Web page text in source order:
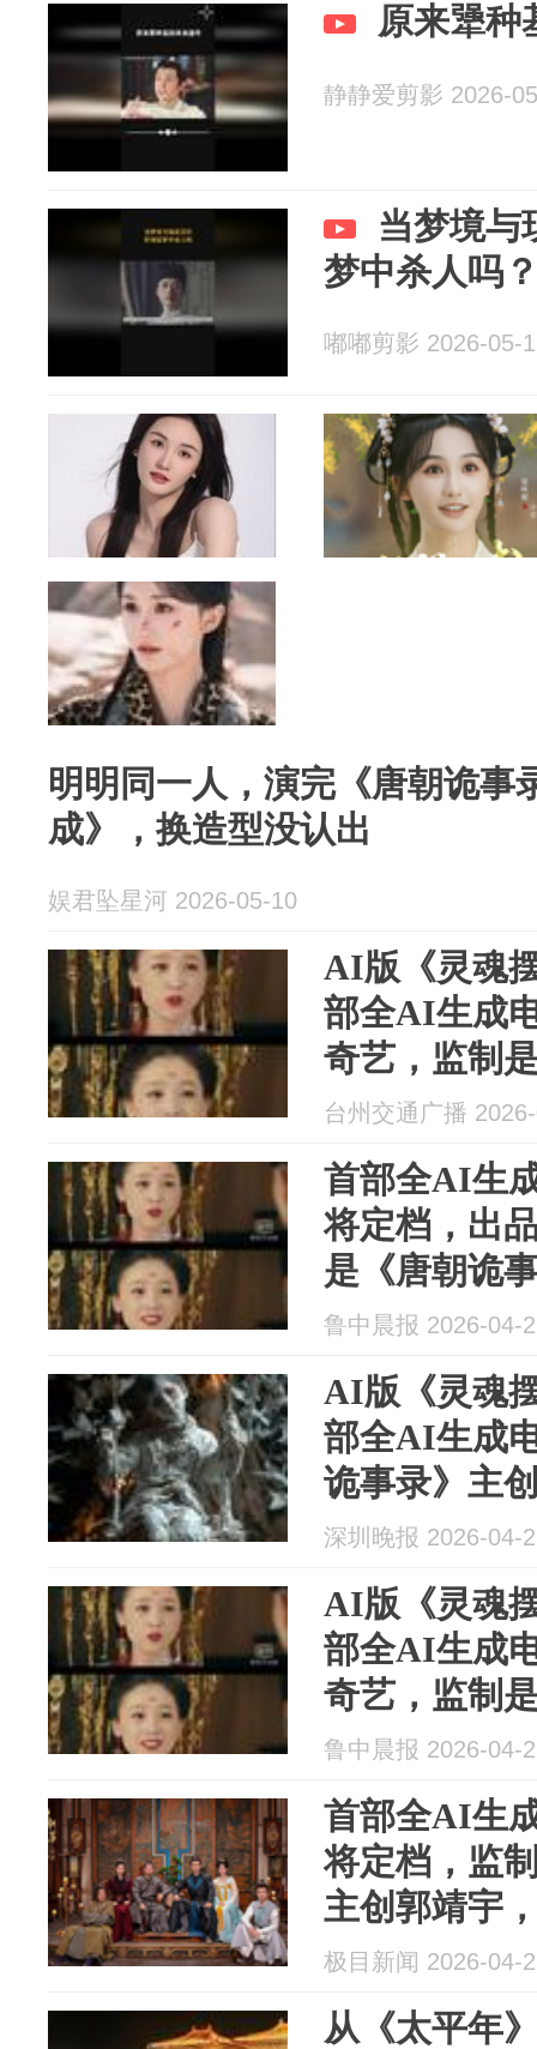
原来犟种
静静爱剪影 2026-
当梦境与
梦中杀人吗
嘟嘟剪影 2026-05-
明明同一人，演完《唐朝诡事
成》，换造型没认出
娱君坠星河 2026-05-10
AI版《灵魂
部全AI生成
奇艺，监制
创
台州交通广播
首部全AI生
将定档，出
是《唐朝诡
《唐诡》主
鲁中晨报 2026-04-
AI版《灵魂
部全AI生成
诡事录》主
深圳晚报 2026-04-
AI版《灵魂
部全AI生成
奇艺，监制
创
鲁中晨报 2026-04-
首部全AI生
将定档，监
主创郭靖宇
能演的剧，
极目新闻 2026-04-
从《太平年